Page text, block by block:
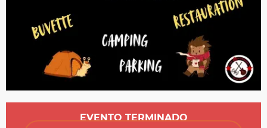
Horarios y datos de contacto
EVENTO TERMINADO